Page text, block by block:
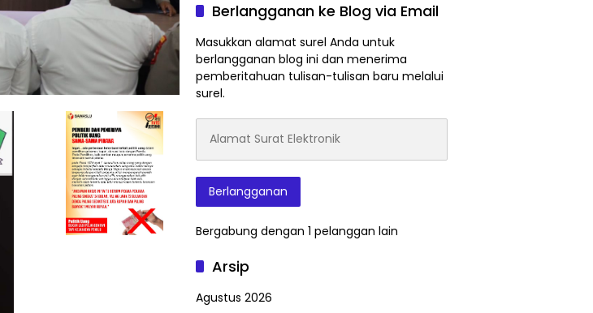
Berlangganan ke Blog via Email
Masukkan alamat surel Anda untuk
berlangganan blog ini dan menerima
pemberitahuan tulisan-tulisan baru melalui
surel.
Surat
Elektronik
Berlangganan
Bergabung dengan 1 pelanggan lain
Arsip
Agustus 2026